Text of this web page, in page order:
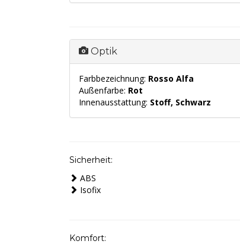
Optik
Farbbezeichnung: Rosso Alfa
Außenfarbe: Rot
Innenausstattung: Stoff, Schwarz
Sicherheit:
ABS
Isofix
Komfort: